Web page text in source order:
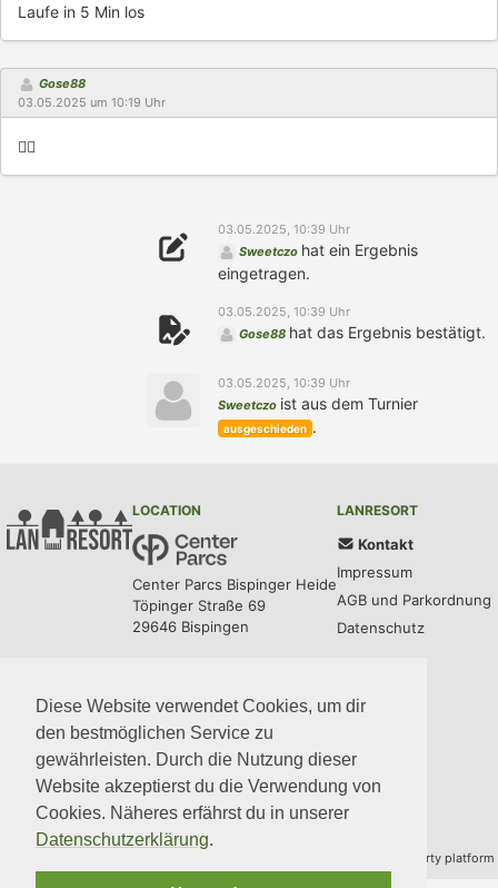
Diese Website verwendet Cookies, um dir
den bestmöglichen Service zu
gewährleisten. Durch die Nutzung dieser
Website akzeptierst du die Verwendung von
Cookies. Näheres erfährst du in unserer
Datenschutzerklärung.
Laufe in 5 Min los
Gose88
03.05.2025 um 10:19 Uhr
👍🏼
03.05.2025, 10:39 Uhr
Sweetczo hat ein Ergebnis
eingetragen.
03.05.2025, 10:39 Uhr
Gose88 hat das Ergebnis bestätigt.
03.05.2025, 10:39 Uhr
Sweetczo ist aus dem Turnier
ausgeschieden .
LOCATION
Center Parcs Bispinger Heide
Töpinger Straße 69
29646 Bispingen
LANRESORT
Kontakt
Impressum
AGB und Parkordnung
Datenschutz
– a LAN party platform